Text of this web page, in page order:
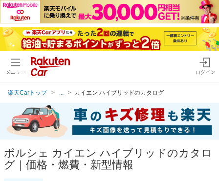
メニュー ログイン
楽天Carトップ カイエン ハイブリッドのカタログ
ポルシェ カイエン ハイブリッドのカタロ
グ｜価格・燃費・新型情報